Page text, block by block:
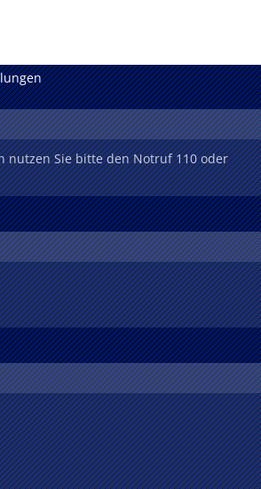
nutzen Sie bitte den Notruf 110 oder